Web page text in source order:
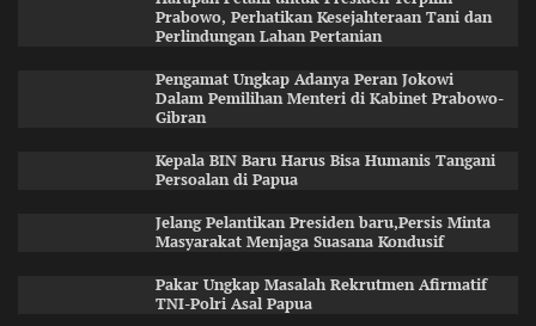
Prabowo, Perhatikan Kesejahteraan Tani dan
Perlindungan Lahan Pertanian
Pengamat Ungkap Adanya Peran Jokowi
Dalam Pemilihan Menteri di Kabinet Prabowo-
Gibran
Kepala BIN Baru Harus Bisa Humanis Tangani
Persoalan di Papua
Jelang Pelantikan Presiden baru,Persis Minta
Masyarakat Menjaga Suasana Kondusif
Pakar Ungkap Masalah Rekrutmen Afirmatif
TNI-Polri Asal Papua